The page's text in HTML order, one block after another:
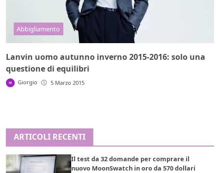
Abbigliamento
Lanvin uomo autunno inverno 2015-2016: solo una
questione di equilibri
Giorgio 5 Marzo 2015
ARTICOLI RECENTI
Il test da 32 domande per comprare il
nuovo MoonSwatch in oro da 570 dollari